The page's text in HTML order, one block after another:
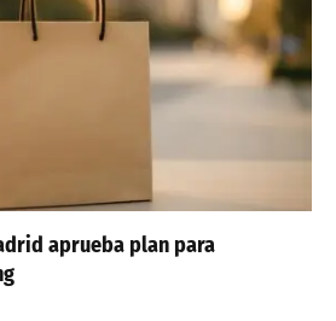
aprueba plan para